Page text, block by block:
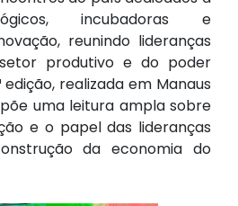
incubadoras e
reunindo lideranças
produtivo e do poder
edição, realizada em Manaus
uma leitura ampla sobre
e o papel das lideranças
da economia do